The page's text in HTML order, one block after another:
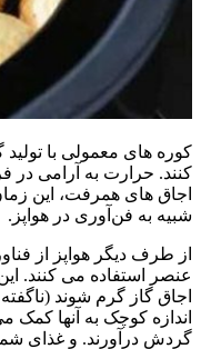
کوره های معمولی با
کنند. حرارت به آرامی
اجاق‌ های همرفت، این
شبیه به فن‌آوری در هواپز.
از طرف دیگر هواپز از
عنصر استفاده می کنند.
اجاق گاز گرم شوند
اندازه کوچک به آنها کمک
گردش درآورند. و غذای